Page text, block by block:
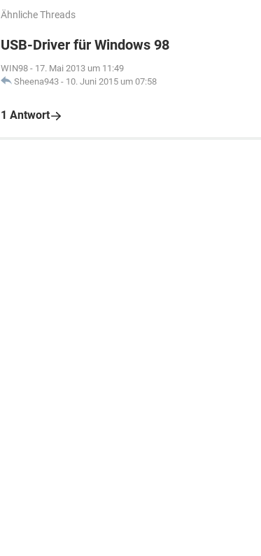
Ähnliche Threads
USB-Driver für Windows 98
WIN98 - 17. Mai 2013 um 11:49
Sheena943 - 10. Juni 2015 um 07:58
1 Antwort